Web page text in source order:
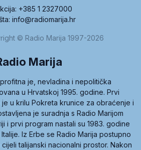
+385 1 2327000
info@radiomarija.hr
© Radio Marija 1997-2026
Marija
je, nevladina i nepolitička
u Hrvatskoj 1995. godine. Prvi
u krilu Pokreta krunice za obraćenje i
je suradnja s Radio Marijom
i prvi program nastali su 1983. godine
Iz Erbe se Radio Marija postupno
talijanski nacionalni prostor. Nakon